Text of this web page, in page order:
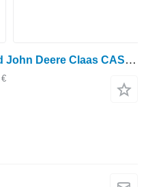
Dominoni Claas New Holland John Deere Claas CASE Шабля SUNSPEED